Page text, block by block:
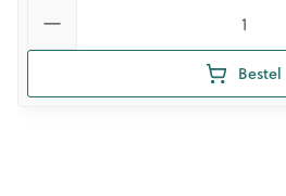
Bestel